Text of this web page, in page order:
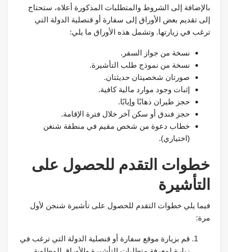
بالإضافة إلى الشروط والمتطلبات المذكورة أعلاه، ستحتاج
إلى تقديم بعض الأوراق إلى سفارة أو قنصلية الدولة التي
ترغب في زيارتها. وتشمل هذه الأوراق ما يلي:
نسخة من جواز السفر.
نسخة من نموذج طلب التأشيرة.
صورتان شخصيتان حديثتان.
إثبات وجود موارد مالية كافية.
حجز طيران ذهابًا وإيابًا.
حجز فندق أو سكن آخر خلال فترة الإقامة.
خطاب دعوة من شخص مقيم في منطقة شنغن
(اختياري).
خطوات التقدم للحصول على
التأشيرة
فيما يلي خطوات التقدم للحصول على تأشيرة شنجن لأول
مرة:
قم بزيارة موقع سفارة أو قنصلية الدولة التي ترغب في